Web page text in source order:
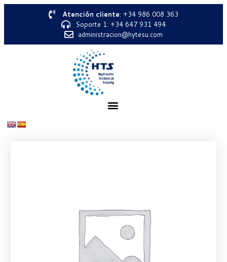
Atención cliente: +34 986 008 363
Soporte 1: +34 647 931 494
administracion@hytesu.com